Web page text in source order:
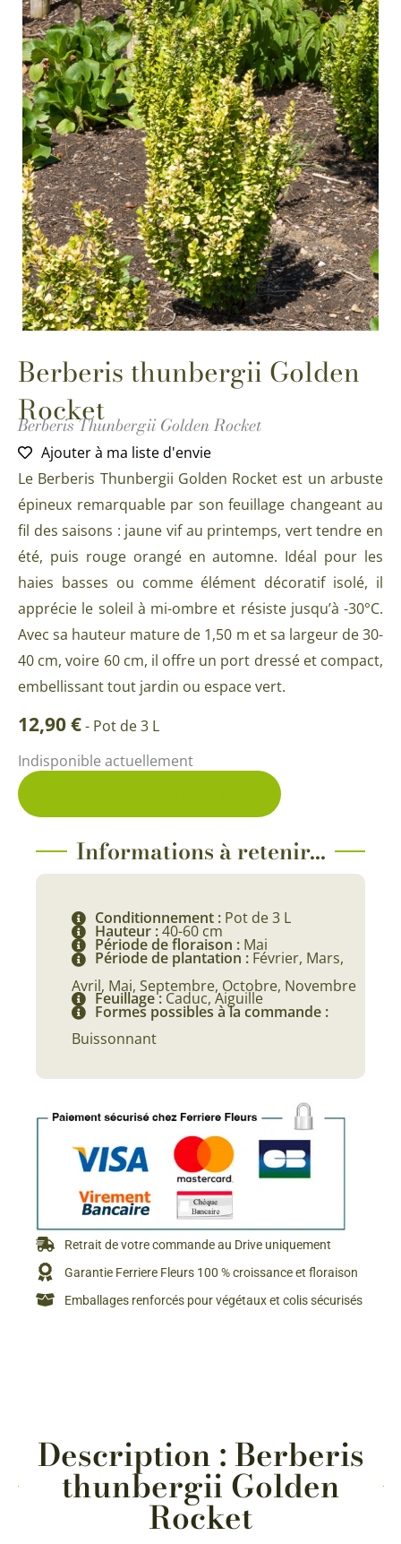
Berberis thunbergii Golden
Rocket
Berberis Thunbergii Golden Rocket
Ajouter à ma liste d'envie
Le Berberis Thunbergii Golden Rocket est un arbuste
épineux remarquable par son feuillage changeant au
fil des saisons : jaune vif au printemps, vert tendre en
été, puis rouge orangé en automne. Idéal pour les
haies basses ou comme élément décoratif isolé, il
apprécie le soleil à mi-ombre et résiste jusqu’à -30°C.
Avec sa hauteur mature de 1,50 m et sa largeur de 30-
40 cm, voire 60 cm, il offre un port dressé et compact,
embellissant tout jardin ou espace vert​.
12,90€- Pot de 3 L
Indisponible actuellement
Informations à retenir...
Conditionnement : Pot de 3 L
Hauteur :40-60 cm
Période de floraison : Mai
Période de plantation : Février, Mars,
Avril, Mai, Septembre, Octobre, Novembre
Feuillage :Caduc, Aiguille
Formes possibles à la commande :
Buissonnant
Retrait de votre commande au Drive uniquement
Garantie Ferriere Fleurs 100 % croissance et floraison
Emballages renforcés pour végétaux et colis sécurisés
Description : Berberis
thunbergii Golden
Rocket